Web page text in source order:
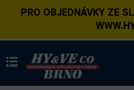
PRO OBJEDNÁVKY ZE